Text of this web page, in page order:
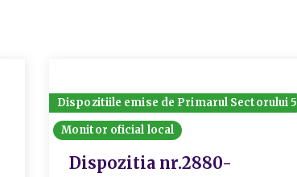
Dispozitiile emise de Primarul Sectorului 5
Monitor oficial local
Dispozitia nr.2880-